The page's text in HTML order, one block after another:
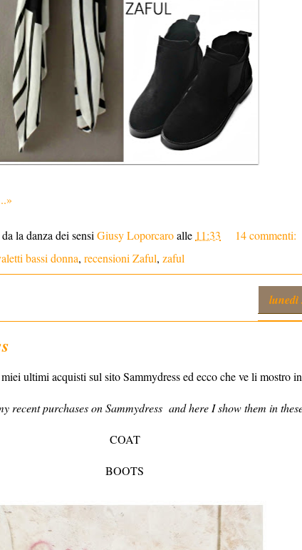
la danza dei sensi Giusy Loporcaroalle 11:33
14 commenti:
bassi donna, recensioni Zaful, zaful
lunedì
ultimi acquisti sul sito Sammydress ed ecco che ve li mostro
recent purchases on Sammydress and here I show them in
COAT
BOOTS